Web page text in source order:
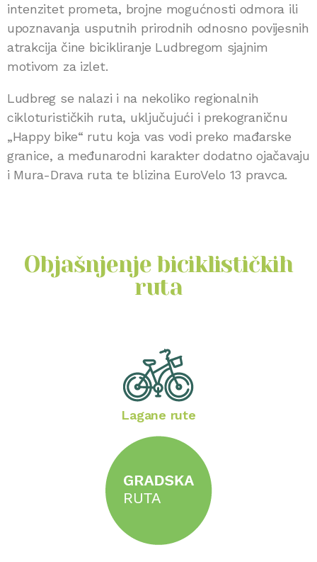
intenzitet prometa, brojne mogućnosti odmora ili
upoznavanja usputnih prirodnih odnosno povijesnih
atrakcija čine bicikliranje Ludbregom sjajnim
motivom za izlet.
Ludbreg se nalazi i na nekoliko regionalnih
cikloturističkih ruta, uključujući i prekograničnu
„Happy bike“ rutu koja vas vodi preko mađarske
granice, a međunarodni karakter dodatno ojačavaju
i Mura-Drava ruta te blizina EuroVelo 13 pravca.
Objašnjenje biciklističkih
ruta
Lagane rute